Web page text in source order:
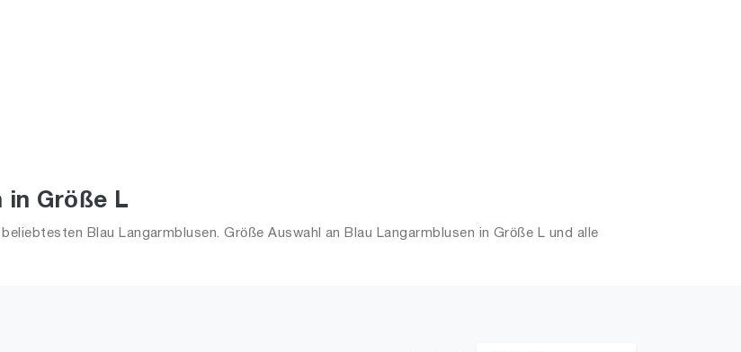
in Größe L
Blau Langarmblusen. Größe Auswahl an Blau Langarmblusen in Größe L und alle